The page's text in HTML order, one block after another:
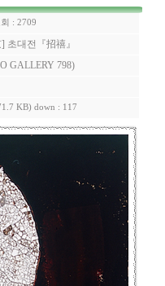
: 2709
초대전『招禧』
GALLERY 798)
KB) down : 117